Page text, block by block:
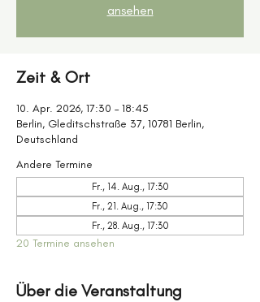
ansehen
Zeit & Ort
10. Apr. 2026, 17:30 – 18:45
Berlin, Gleditschstraße 37, 10781 Berlin,
Deutschland
Andere Termine
Fr., 14. Aug., 17:30
Fr., 21. Aug., 17:30
Fr., 28. Aug., 17:30
20 Termine ansehen
Über die Veranstaltung